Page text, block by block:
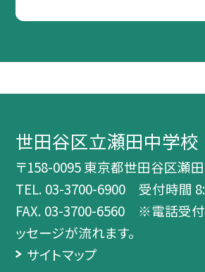
世田谷区立瀬田中学校
〒158-0095 東京都世田谷区瀬
TEL. 03-3700-6900 受付時間
FAX. 03-3700-6560 ※電話受
ッセージが流れます。
サイトマップ